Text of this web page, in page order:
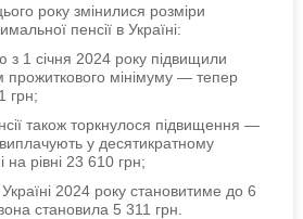
року змінилися розміри
пенсії в Україні:
з 1 січня 2024 року підвищили
прожиткового мінімуму — тепер
грн;
також торкнулося підвищення —
виплачують у десятикратному
на рівні 23 610 грн;
2024 року становитиме до 6
становила 5 311 грн.